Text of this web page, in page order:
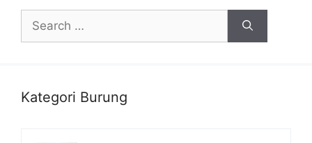
for:
Kategori Burung